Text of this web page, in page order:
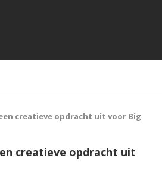
creatieve opdracht uit voor Big
creatieve opdracht uit